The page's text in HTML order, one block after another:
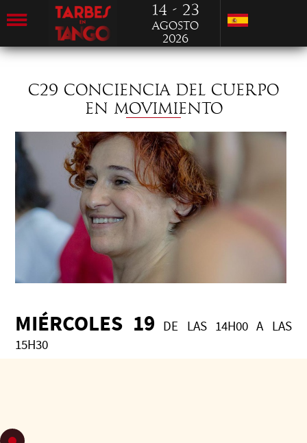
14 - 23
Agosto
2026
C29 CONCIENCIA DEL CUERPO
EN MOVIMIENTO
MIÉRCOLES 19 DE LAS 14H00 A LAS
15H30
en movimiento para liberar tensiones